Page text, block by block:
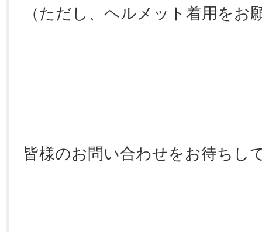
（ただし、ヘルメット着用をお
皆様のお問い合わせをお待ちし